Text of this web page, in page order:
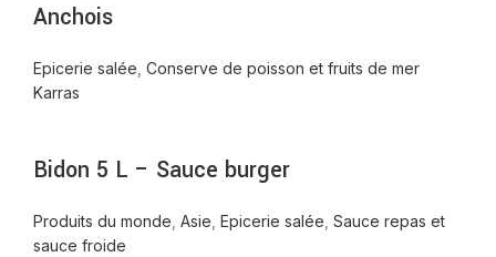
Anchois
Epicerie salée Conserve de poisson et fruits de mer
Karras
Bidon 5 L – Sauce burger
Produits du monde Asie Epicerie salée Sauce repas et
sauce froide